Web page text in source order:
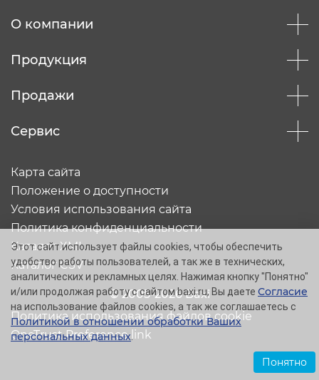
О компании
Продукция
Продажи
Сервис
© 2005-2026 Baxi
Карта сайта
Положение о доступности
Условия использования сайта
Политика конфиденциальности
Каталог XML
Каталог CSV
Политика использования файлов cookie
OneTrust Preference link
Этот сайт использует файлы cookies, чтобы обеспечить
удобство работы пользователей, а так же в технических,
аналитических и рекламных целях. Нажимая кнопку "Понятно"
и/или продолжая работу с сайтом baxi.ru, Вы даете Согласие
на использование файлов cookies, а так же соглашаетесь с
Политикой в отношении обработки Ваших
персональных данных.
Понятно